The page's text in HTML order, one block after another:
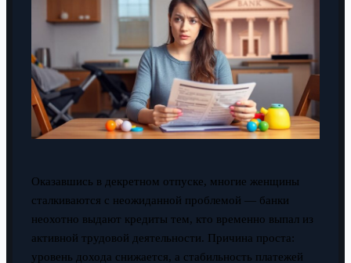
Оказавшись в декретном отпуске, многие женщины
сталкиваются с неожиданной проблемой — банки
неохотно выдают кредиты тем, кто временно выпал из
активной трудовой деятельности. Причина проста:
уровень дохода снижается, а стабильность платежей